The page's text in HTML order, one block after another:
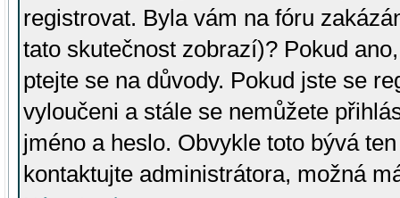
registrovat. Byla vám na fóru
tato skutečnost zobrazí)? Pokud
ptejte se na důvody. Pokud jste se
vyloučeni a stále se nemůžete
jméno a heslo. Obvykle toto bývá
kontaktujte administrátora, možná